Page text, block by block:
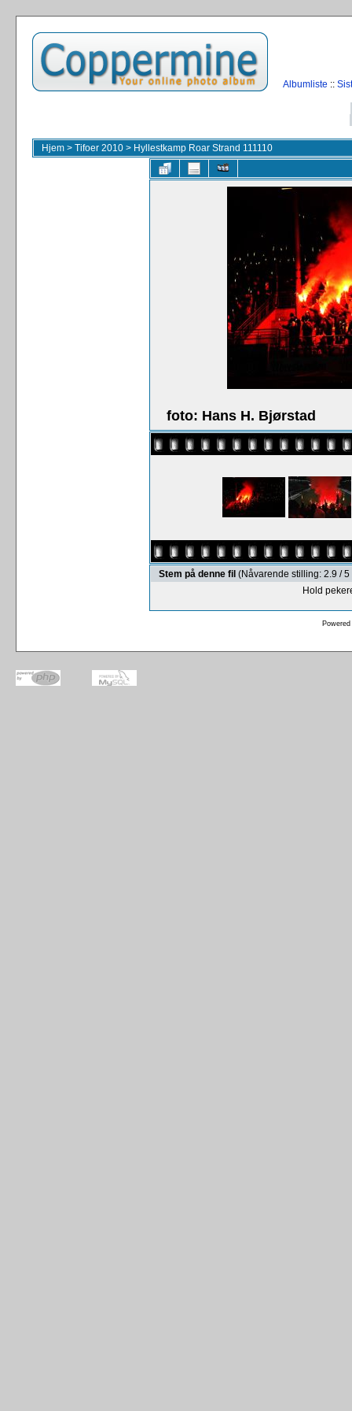
Albumliste ::
Hjem > Tifoer 2010 > Hyllestkamp Roar Strand 111110
foto: Hans H. Bjørstad
Stem på denne fil (Nåvarende stilling: 2.9 /
Hold